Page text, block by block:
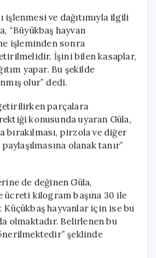
ve dağıtımıyla ilgili
“Büyükbaş hayvan
işleminden sonra
İşini bilen kasaplar,
yapar. Bu şekilde
olur” dedi.
parçalara
konusunda uyaran Güla,
bırakılması, pirzola ve diğer
olanak tanır”
de değinen Güla,
ücreti kilogram başına 30 ile
hayvanlar için ise bu
olmaktadır. Belirlenen bu
şeklinde